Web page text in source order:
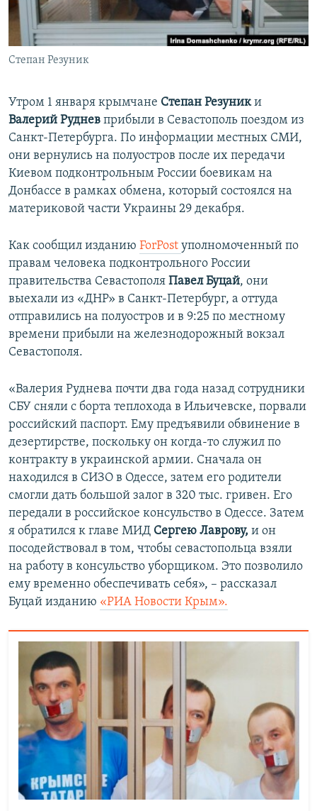
ПОБЕДИТЕЛЕЙ НЕ СУДЯТ?
КРЫМ.НЕПОКОРЕННЫЙ
ELIFBE
ПРИСОЕДИНЯЙТЕСЬ!
Все сайты RFE/RL
Степан Резуник
Утром 1 января крымчане Степан Резуники
Валерий Руднев прибыли в Севастополь поездом из
Санкт-Петербурга. По информации местных СМИ,
они вернулись на полуостров после их передачи
Киевом подконтрольным России боевикам на
Донбассе в рамках обмена, который состоялся на
материковой части Украины 29 декабря.
Как сообщил изданию ForPost уполномоченный по
правам человека подконтрольного России
правительства Севастополя Павел Буцай, они
выехали из «ДНР» в Санкт-Петербург, а оттуда
отправились на полуостров и в 9:25 по местному
времени прибыли на железнодорожный вокзал
Севастополя.
«Валерия Руднева почти два года назад сотрудники
СБУ сняли с борта теплохода в Ильичевске, порвали
российский паспорт. Ему предъявили обвинение в
дезертирстве, поскольку он когда-то служил по
контракту в украинской армии. Сначала он
находился в СИЗО в Одессе, затем его родители
смогли дать большой залог в 320 тыс. гривен. Его
передали в российское консульство в Одессе. Затем
я обратился к главе МИД Сергею Лаврову, и он
посодействовал в том, чтобы севастопольца взяли
на работу в консульство уборщиком. Это позволило
ему временно обеспечивать себя», – рассказал
Буцай изданию «РИА Новости Крым».